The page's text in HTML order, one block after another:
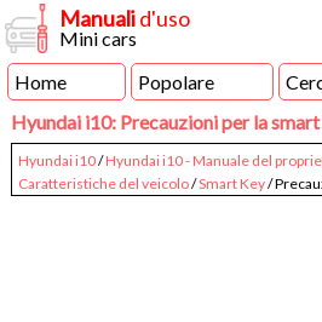
Manualid'uso
Mini cars
Home
Popolare
Hyundai i10: Precauzioni per la
Hyundai i10/Hyundai i10 - Manuale del
Caratteristiche del veicolo/Smart Key/